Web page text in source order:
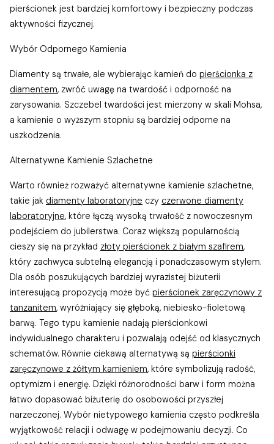
pierścionek jest bardziej komfortowy i bezpieczny podczas
aktywności fizycznej.
Wybór Odpornego Kamienia
Diamenty są trwałe, ale wybierając kamień do pierścionka z
diamentem, zwróć uwagę na twardość i odporność na
zarysowania. Szczebel twardości jest mierzony w skali Mohsa,
a kamienie o wyższym stopniu są bardziej odporne na
uszkodzenia.
Alternatywne Kamienie Szlachetne
Warto również rozważyć alternatywne kamienie szlachetne,
takie jak diamenty laboratoryjne czy czerwone diamenty
laboratoryjne, które łączą wysoką trwałość z nowoczesnym
podejściem do jubilerstwa. Coraz większą popularnością
cieszy się na przykład złoty pierścionek z białym szafirem,
który zachwyca subtelną elegancją i ponadczasowym stylem.
Dla osób poszukujących bardziej wyrazistej biżuterii
interesującą propozycją może być pierścionek zaręczynowy z
tanzanitem, wyróżniający się głęboką, niebiesko-fioletową
barwą. Tego typu kamienie nadają pierścionkowi
indywidualnego charakteru i pozwalają odejść od klasycznych
schematów. Równie ciekawą alternatywą są pierścionki
zaręczynowe z żółtym kamieniem, które symbolizują radość,
optymizm i energię. Dzięki różnorodności barw i form można
łatwo dopasować biżuterię do osobowości przyszłej
narzeczonej. Wybór nietypowego kamienia często podkreśla
wyjątkowość relacji i odwagę w podejmowaniu decyzji. Co